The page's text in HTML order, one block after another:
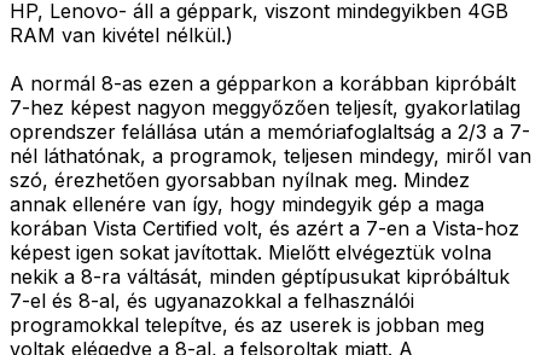
HP, Lenovo- áll a géppark, viszont mindegyikben 4GB
RAM van kivétel nélkül.)
A normál 8-as ezen a gépparkon a korábban kipróbált
7-hez képest nagyon meggyőzően teljesít, gyakorlatilag
oprendszer felállása után a memóriafoglaltság a 2/3 a 7-
nél láthatónak, a programok, teljesen mindegy, miről van
szó, érezhetően gyorsabban nyílnak meg. Mindez
annak ellenére van így, hogy mindegyik gép a maga
korában Vista Certified volt, és azért a 7-en a Vista-hoz
képest igen sokat javítottak. Mielőtt elvégeztük volna
nekik a 8-ra váltását, minden géptípusukat kipróbáltuk
7-el és 8-al, és ugyanazokkal a felhasználói
programokkal telepítve, és az userek is jobban meg
voltak elégedve a 8-al, a felsoroltak miatt. A